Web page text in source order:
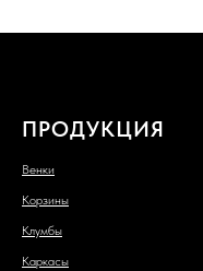
ПРОДУКЦИЯ
Венки
Корзины
Клумбы
Каркасы